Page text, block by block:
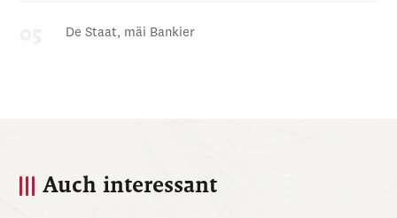
De Staat, mäi Bankier
Auch interessant